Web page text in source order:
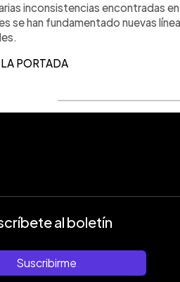
inconsistencias encontradas
se han fundamentado nuevas
PORTADA
al boletín
Suscribirme